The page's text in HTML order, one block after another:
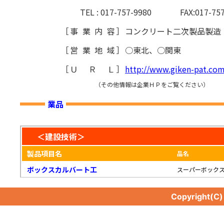
TEL : 017-757-9980
FAX:017-
［事業内容］
コンクリート二次製品製造
［ 営業地域］ ○東北、○関東
［ ＵＲＬ ］ http://www.giken-
（その他情報は企業ＨＰをご覧ください）
業品
＜建設技術＞
製品項目名 品名
ボックスカルバート工 スーパーボック